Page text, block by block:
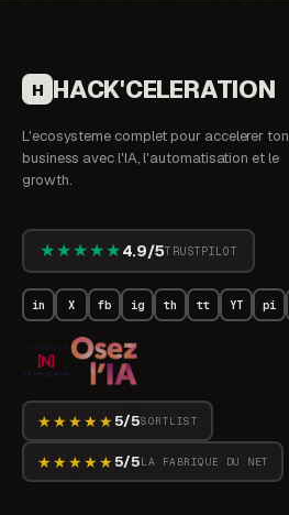
H HACK'CELERATION
L'ecosysteme complet pour accelerer ton
business avec l'IA, l'automatisation et le
growth.
★★★★★4.9/5TRUSTPILOT
in X fb ig th tt YT pi
★★★★★ 5/5SORTLIST
★★★★★ 5/5LA FABRIQUE DU NET